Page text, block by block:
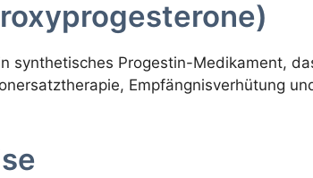
synthetisches Progestin-Medikament,
Empfängnisverhütung